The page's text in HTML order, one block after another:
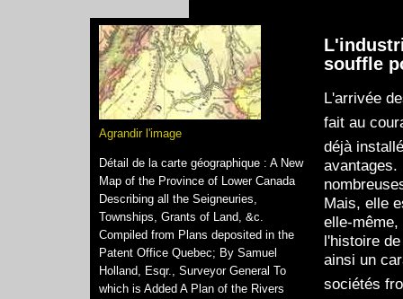
Agrandir l'image
Détail de la carte géographique : A New
Map of the Province of Lower Canada
Describing all the Seigneuries,
Townships, Grants of Land, &c.
Compiled from Plans deposited in the
Patent Office Quebec; By Samuel
Holland, Esqr., Surveyor General To
which is Added A Plan of the Rivers
souffle
L'arrivée
fait au
déjà
avantages.
Mais, elle
elle-
l'histoire
ainsi un
sociétés